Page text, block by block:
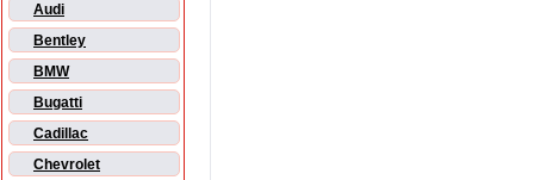
Audi
Bentley
BMW
Bugatti
Cadillac
Chevrolet